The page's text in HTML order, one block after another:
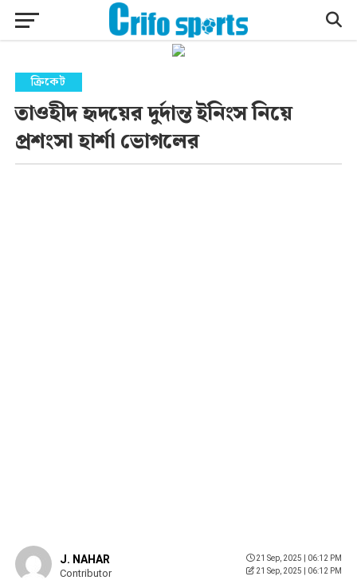
ক্রিকেট
তাওহীদ হৃদয়ের দুর্দান্ত ইনিংস নিয়ে
প্রশংসা হার্শা ভোগলের
J. NAHAR
Contributor
21 Sep, 2025 | 06:12 PM
21 Sep, 2025 | 06:12 PM